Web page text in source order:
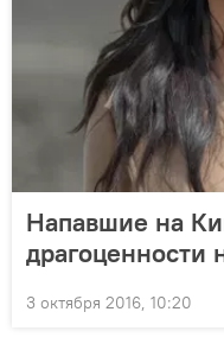
Напавшие на
драгоценности
3 октября 2016, 10:20